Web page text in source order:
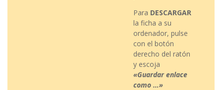
Para DESCARGAR
la ficha a su
ordenador, pulse
con el botón
derecho del ratón
y escoja
«Guardar enlace
como …»